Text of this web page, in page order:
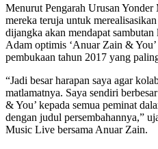
Menurut Pengarah Urusan
mereka teruja untuk
dijangka akan mendapat
Adam optimis ‘Anuar Zain &
pembukaan tahun 2017 yang
“Jadi besar harapan saya agar
matlamatnya. Saya sendiri
& You’ kepada semua peminat
dengan judul persembahannya,”
Music Live bersama Anuar Zain.